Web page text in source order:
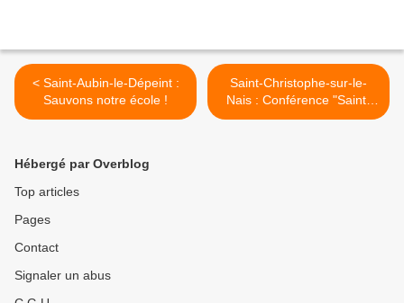
< Saint-Aubin-le-Dépeint :
Sauvons notre école !
Saint-Christophe-sur-le-
Nais : Conférence "Saint-
Christophe fait son cinéma"
Hébergé par Overblog
Top articles
Pages
Contact
Signaler un abus